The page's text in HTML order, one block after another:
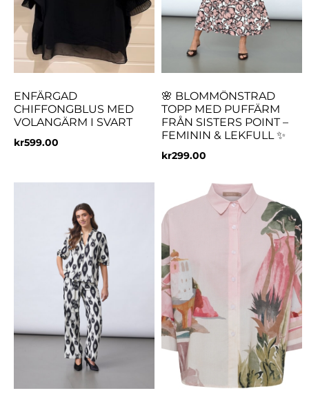
ENFÄRGAD
CHIFFONGBLUS MED
VOLANGÄRM I SVART
kr599.00
🌸 BLOMMÖNSTRAD
TOPP MED PUFFÄRM
FRÅN SISTERS POINT –
FEMININ & LEKFULL ✨
kr299.00